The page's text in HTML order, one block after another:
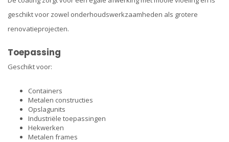
geschikt voor zowel onderhoudswerkzaamheden als grotere
renovatieprojecten.
Toepassing
Geschikt voor:
Containers
Metalen constructies
Opslagunits
Industriële toepassingen
Hekwerken
Metalen frames